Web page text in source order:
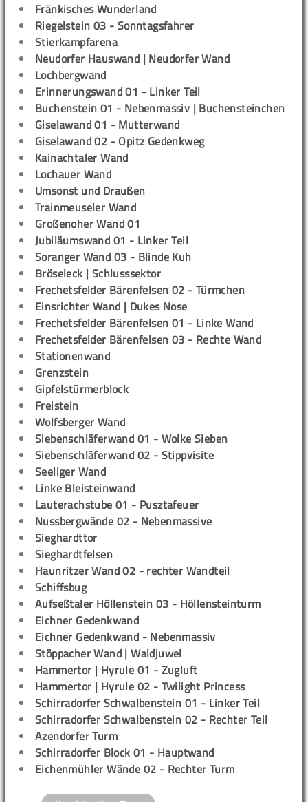
Fränkisches Wunderland
Riegelstein 03 - Sonntagsfahrer
Stierkampfarena
Neudorfer Hauswand | Neudorfer Wand
Lochbergwand
Erinnerungswand 01 - Linker Teil
Buchenstein 01 - Nebenmassiv | Buchensteinchen
Giselawand 01 - Mutterwand
Giselawand 02 - Opitz Gedenkweg
Kainachtaler Wand
Lochauer Wand
Umsonst und Draußen
Trainmeuseler Wand
Großenoher Wand 01
Jubiläumswand 01 - Linker Teil
Soranger Wand 03 - Blinde Kuh
Bröseleck | Schlusssektor
Frechetsfelder Bärenfelsen 02 - Türmchen
Einsrichter Wand | Dukes Nose
Frechetsfelder Bärenfelsen 01 - Linke Wand
Frechetsfelder Bärenfelsen 03 - Rechte Wand
Stationenwand
Grenzstein
Gipfelstürmerblock
Freistein
Wolfsberger Wand
Siebenschläferwand 01 - Wolke Sieben
Siebenschläferwand 02 - Stippvisite
Seeliger Wand
Linke Bleisteinwand
Lauterachstube 01 - Pusztafeuer
Nussbergwände 02 - Nebenmassive
Sieghardttor
Sieghardtfelsen
Haunritzer Wand 02 - rechter Wandteil
Schiffsbug
Aufseßtaler Höllenstein 03 - Höllensteinturm
Eichner Gedenkwand
Eichner Gedenkwand - Nebenmassiv
Stöppacher Wand | Waldjuwel
Hammertor | Hyrule 01 - Zugluft
Hammertor | Hyrule 02 - Twilight Princess
Schirradorfer Schwalbenstein 01 - Linker Teil
Schirradorfer Schwalbenstein 02 - Rechter Teil
Azendorfer Turm
Schirradorfer Block 01 - Hauptwand
Eichenmühler Wände 02 - Rechter Turm